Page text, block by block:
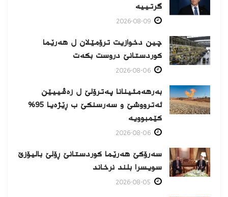
گرتییە
چین دخوازیت ترۆمێلان ل هەرێما
كوردستانێ دروست بكەت
بەرهەمئینانا په‌ترۆلێ ل زه‌ڤییێن
ئەترووشێ و سەرسنكێ ب ڕێژەیا 95%
كێمبوویە
سەرۆکێ هەرێما کوردستانێ ڕۆلێ بالیۆزێ
سویسرا بلند نرخاند